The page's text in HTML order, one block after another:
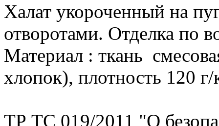
Халат укороченный на
отворотами. Отделка по
Материал : ткань
хлопок), плотность 120
ТР ТС 019/2011 "О